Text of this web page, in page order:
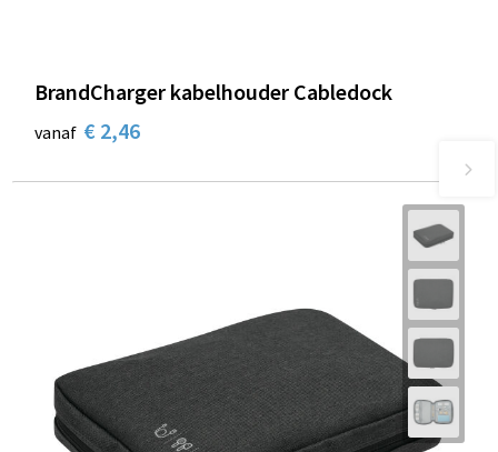
BrandCharger kabelhouder Cabledock
vanaf € 2,46